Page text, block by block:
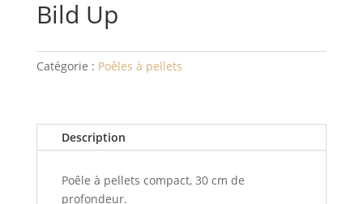
Bild Up
Catégorie : Poêles à pellets
Description
Poêle à pellets compact, 30 cm de
profondeur.